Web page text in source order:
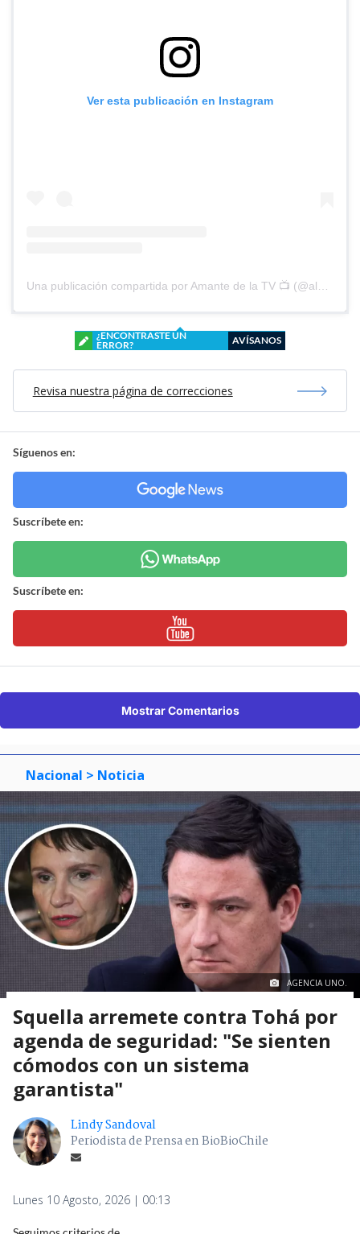
Ver esta publicación en Instagram
Una publicación compartida por Amante de la TV 📺 (@alguien_te_observa)
¿ENCONTRASTE UN
ERROR?
AVÍSANOS
Revisa nuestra página de correcciones
Síguenos en:
Suscríbete en:
Suscríbete en:
Mostrar Comentarios
Nacional > Noticia
AGENCIA UNO.
Squella arremete contra Tohá por
agenda de seguridad: "Se sienten
cómodos con un sistema
garantista"
Lindy Sandoval
Periodista de Prensa en BioBioChile
Lunes 10 Agosto, 2026 | 00:13